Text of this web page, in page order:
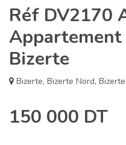
Réf DV2170
Appartement
Bizerte
Bizerte, Bizerte Nord, Bizerte
150 000 DT